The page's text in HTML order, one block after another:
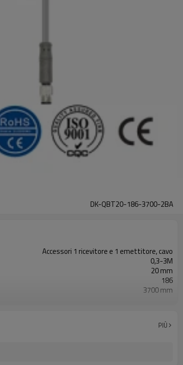
DK-QBT20-186-3700-2BA
Accessori 1 ricevitore e 1 emettitore, cavo
0,3-3M
20 mm
186
3700 mm
TÜV CE, Cina GB, certificato ISO UL-FCC, TIPO 4
PIÙ